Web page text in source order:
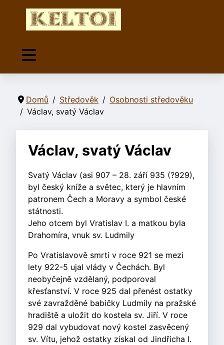
Domů Středověk
Osobnosti středověku
Václav, svatý Václav
Václav, svatý Václav
Svatý Václav (asi 907 – 28. září 935 (?929),
byl český kníže a světec, který je hlavním
patronem Čech a Moravy a symbol české
státnosti.
Jeho otcem byl Vratislav I. a matkou byla
Drahomíra, vnuk sv. Ludmily
Po Vratislavově smrti v roce 921 se mezi
lety 922-5 ujal vlády v Čechách. Byl
neobyčejně vzdělaný, podporoval
křesťanství. V roce 925 dal přenést ostatky
své zavražděné babičky Ludmily na pražské
hradiště a uložit do kostela sv. Jiří. V roce
929 dal vybudovat nový kostel zasvěcený
sv. Vítu, jehož ostatky získal od Jindřicha I.